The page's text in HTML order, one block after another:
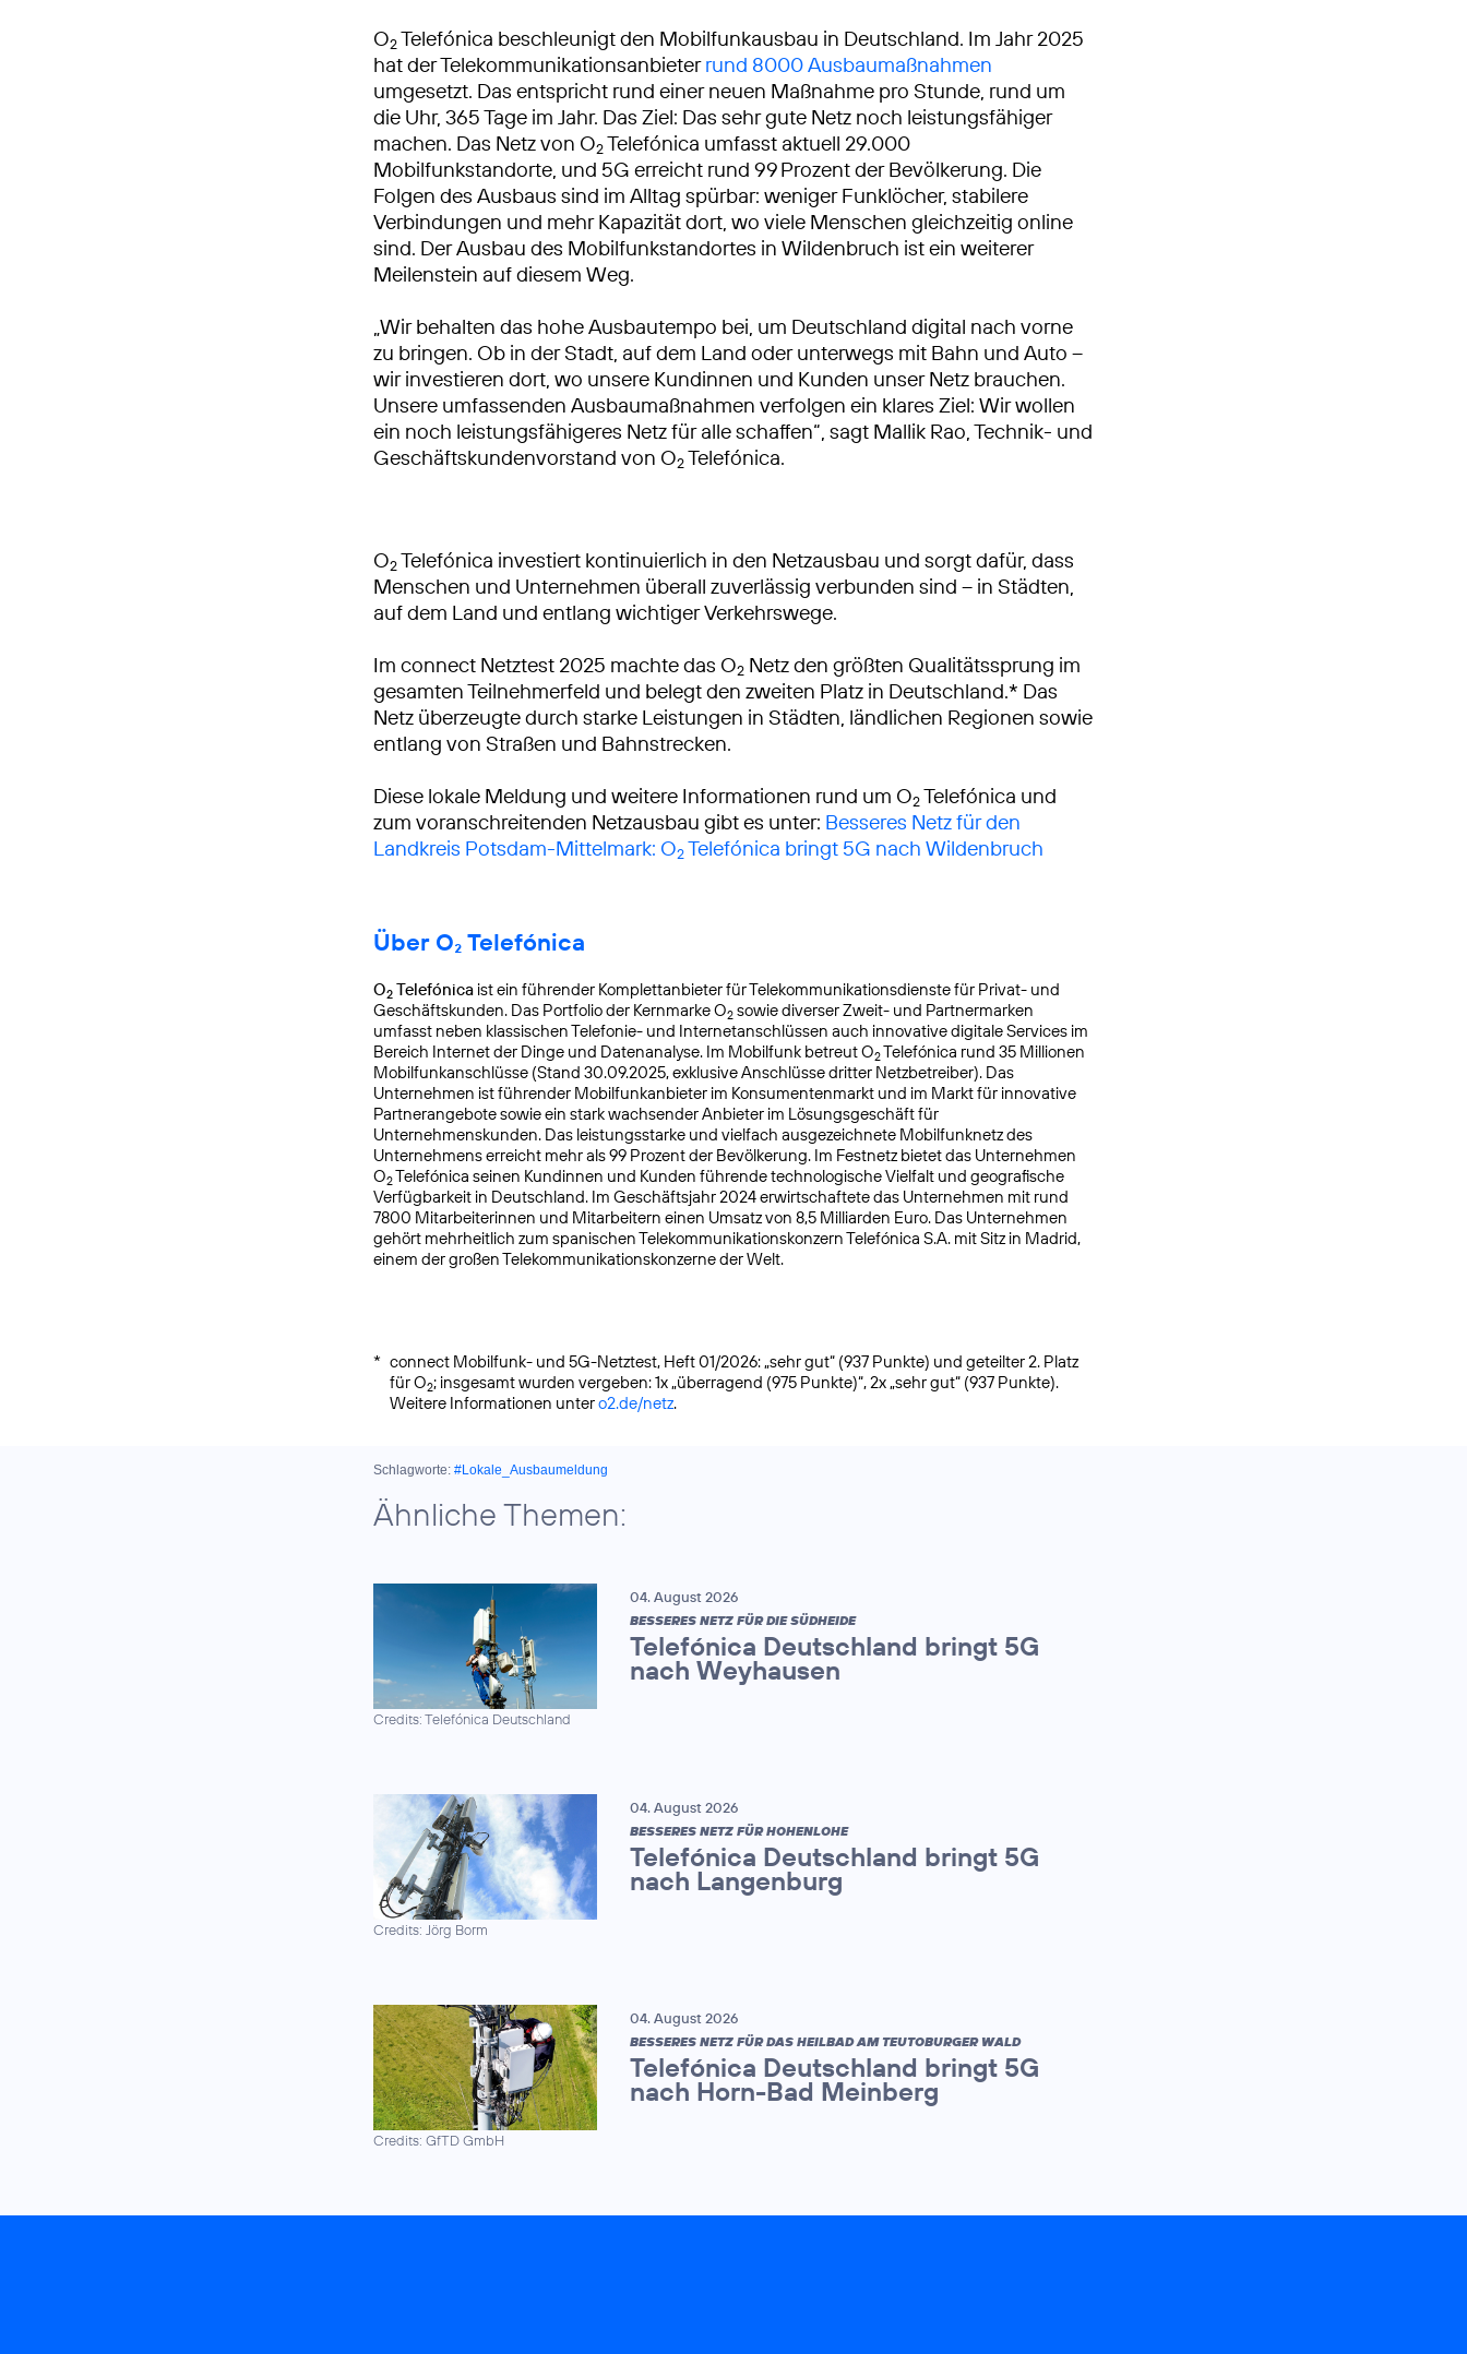
O2Telefónica beschleunigt den Mobilfunkausbau in Deutschland. Im Jahr 2025
hat der Telekommunikationsanbieterrund 8000 Ausbaumaßnahmen
umgesetzt. Das entspricht rund einer neuen Maßnahme pro Stunde, rund um
die Uhr, 365 Tage im Jahr. Das Ziel: Das sehr gute Netz noch leistungsfähiger
machen. Das Netz von O2Telefónica umfasst aktuell 29.000
Mobilfunkstandorte, und 5G erreicht rund 99 Prozent der Bevölkerung. Die
Folgen des Ausbaus sind im Alltag spürbar: weniger Funklöcher, stabilere
Verbindungen und mehr Kapazität dort, wo viele Menschen gleichzeitig online
sind. Der Ausbau des Mobilfunkstandortes in Wildenbruch ist ein weiterer
Meilenstein auf diesem Weg.
„Wir behalten das hohe Ausbautempo bei, um Deutschland digital nach vorne
zu bringen. Ob in der Stadt, auf dem Land oder unterwegs mit Bahn und Auto –
wir investieren dort, wo unsere Kundinnen und Kunden unser Netz brauchen.
Unsere umfassenden Ausbaumaßnahmen verfolgen ein klares Ziel: Wir wollen
ein noch leistungsfähigeres Netz für alle schaffen“, sagt Mallik Rao, Technik- und
Geschäftskundenvorstand von O2Telefónica.
O2Telefónica investiert kontinuierlich in den Netzausbau und sorgt dafür, dass
Menschen und Unternehmen überall zuverlässig verbunden sind – in Städten,
auf dem Land und entlang wichtiger Verkehrswege.
Im connect Netztest 2025 machte das O2 Netz den größten Qualitätssprung im
gesamten Teilnehmerfeld und belegt den zweiten Platz in Deutschland.* Das
Netz überzeugte durch starke Leistungen in Städten, ländlichen Regionen sowie
entlang von Straßen und Bahnstrecken.
Diese lokale Meldung und weitere Informationen rund um O2Telefónica und
zum voranschreitenden Netzausbau gibt es unter: Besseres Netz für den
Landkreis Potsdam-Mittelmark: O2Telefónica bringt 5G nach Wildenbruch
Über O₂ Telefónica
O2 Telefónica ist ein führender Komplettanbieter für Telekommunikationsdienste für Privat- und
Geschäftskunden. Das Portfolio der Kernmarke O2 sowie diverser Zweit- und Partnermarken
umfasst neben klassischen Telefonie- und Internetanschlüssen auch innovative digitale Services im
Bereich Internet der Dinge und Datenanalyse. Im Mobilfunk betreut O2Telefónica rund 35 Millionen
Mobilfunkanschlüsse (Stand 30.09.2025, exklusive Anschlüsse dritter Netzbetreiber). Das
Unternehmen ist führender Mobilfunkanbieter im Konsumentenmarkt und im Markt für innovative
Partnerangebote sowie ein stark wachsender Anbieter im Lösungsgeschäft für
Unternehmenskunden. Das leistungsstarke und vielfach ausgezeichnete Mobilfunknetz des
Unternehmens erreicht mehr als 99 Prozent der Bevölkerung. Im Festnetz bietet das Unternehmen
O2Telefónica seinen Kundinnen und Kunden führende technologische Vielfalt und geografische
Verfügbarkeit in Deutschland. Im Geschäftsjahr 2024 erwirtschaftete das Unternehmen mit rund
7800 Mitarbeiterinnen und Mitarbeitern einen Umsatz von 8,5 Milliarden Euro. Das Unternehmen
gehört mehrheitlich zum spanischen Telekommunikationskonzern Telefónica S.A. mit Sitz in Madrid,
einem der großen Telekommunikationskonzerne der Welt.
* connect Mobilfunk- und 5G-Netztest, Heft 01/2026: „sehr gut“ (937 Punkte) und geteilter 2. Platz
für O2; insgesamt wurden vergeben: 1x „überragend (975 Punkte)“, 2x „sehr gut“ (937 Punkte).
Weitere Informationen untero2.de/netz.
Schlagworte: #Lokale_Ausbaumeldung
Ähnliche Themen:
Credits: Telefónica Deutschland
04. August 2026
BESSERES NETZ FÜR DIE SÜDHEIDE
Telefónica Deutschland bringt 5G
nach Weyhausen
Credits: Jörg Borm
04. August 2026
BESSERES NETZ FÜR HOHENLOHE
Telefónica Deutschland bringt 5G
nach Langenburg
Credits: GfTD GmbH
04. August 2026
BESSERES NETZ FÜR DAS HEILBAD AM TEUTOBURGER WALD
Telefónica Deutschland bringt 5G
nach Horn-Bad Meinberg